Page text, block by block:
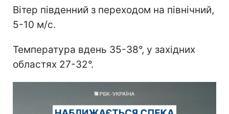
Вітер південний з переходом на північний,
5-10 м/с.
Температура вдень 35-38°, у західних
областях 27-32°.